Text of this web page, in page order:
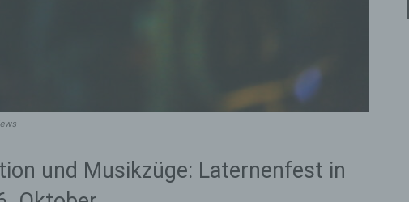
und Musikzüge: Laternenfest in